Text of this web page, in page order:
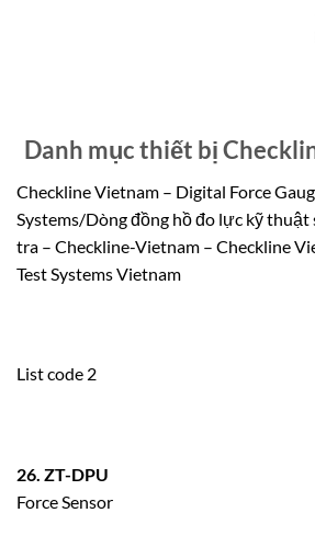
Danh mục thiết bị
Checkline Vietnam – Digital Force
Systems/Dòng đồng hồ đo lực kỹ thuật
tra – Checkline-Vietnam – Checkline
Test Systems Vietnam
List code 2
26. ZT-DPU
Force Sensor